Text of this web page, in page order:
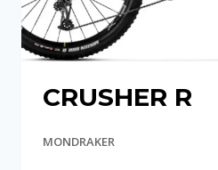
CRUSHER R
MONDRAKER